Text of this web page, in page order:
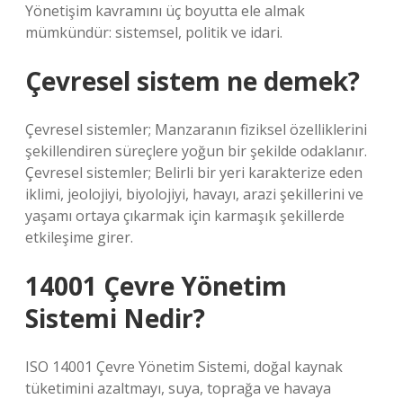
Yönetişim kavramını üç boyutta ele almak
mümkündür: sistemsel, politik ve idari.
Çevresel sistem ne demek?
Çevresel sistemler; Manzaranın fiziksel özelliklerini
şekillendiren süreçlere yoğun bir şekilde odaklanır.
Çevresel sistemler; Belirli bir yeri karakterize eden
iklimi, jeolojiyi, biyolojiyi, havayı, arazi şekillerini ve
yaşamı ortaya çıkarmak için karmaşık şekillerde
etkileşime girer.
14001 Çevre Yönetim
Sistemi Nedir?
ISO 14001 Çevre Yönetim Sistemi, doğal kaynak
tüketimini azaltmayı, suya, toprağa ve havaya